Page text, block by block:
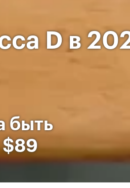
D в
быть
$89